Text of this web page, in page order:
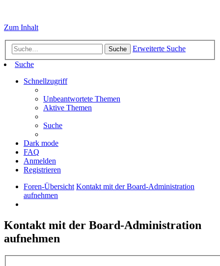
Zum Inhalt
Suche
Erweiterte Suche
Suche
Schnellzugriff
Unbeantwortete Themen
Aktive Themen
Suche
Dark mode
FAQ
Anmelden
Registrieren
Foren-Übersicht Kontakt mit der Board-Administration
aufnehmen
Kontakt mit der Board-Administration
aufnehmen